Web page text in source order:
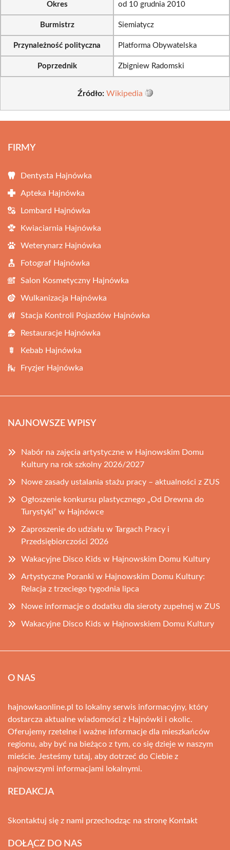
Okres od 10 grudnia 2010
Burmistrz Siemiatycz
Przynależność polityczna Platforma Obywatelska
Poprzednik Zbigniew Radomski
Źródło: Wikipedia
FIRMY
Dentysta Hajnówka
Apteka Hajnówka
Lombard Hajnówka
Kwiaciarnia Hajnówka
Weterynarz Hajnówka
Fotograf Hajnówka
Salon Kosmetyczny Hajnówka
Wulkanizacja Hajnówka
Stacja Kontroli Pojazdów Hajnówka
Restauracje Hajnówka
Kebab Hajnówka
Fryzjer Hajnówka
NAJNOWSZE WPISY
Nabór na zajęcia artystyczne w Hajnowskim Domu
Kultury na rok szkolny 2026/2027
Nowe zasady ustalania stażu pracy – aktualności z ZUS
Ogłoszenie konkursu plastycznego „Od Drewna do
Turystyki” w Hajnówce
Zaproszenie do udziału w Targach Pracy i
Przedsiębiorczości 2026
Wakacyjne Disco Kids w Hajnowskim Domu Kultury
Artystyczne Poranki w Hajnowskim Domu Kultury:
Relacja z trzeciego tygodnia lipca
Nowe informacje o dodatku dla sieroty zupełnej w ZUS
Wakacyjne Disco Kids w Hajnowskiem Domu Kultury
O NAS
hajnowkaonline.pl to lokalny serwis informacyjny, który
dostarcza aktualne wiadomości z Hajnówki i okolic.
Oferujemy rzetelne i ważne informacje dla mieszkańców
regionu, aby być na bieżąco z tym, co się dzieje w naszym
mieście. Jesteśmy tutaj, aby dotrzeć do Ciebie z
najnowszymi informacjami lokalnymi.
REDAKCJA
Skontaktuj się z nami przechodząc na stronę Kontakt
DOŁĄCZ DO NAS